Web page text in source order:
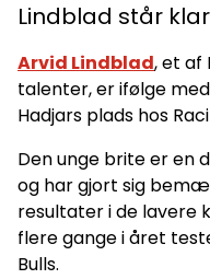
Lindblad står
Arvid Lindblad, et af
talenter, er ifølge
Hadjars plads hos
Den unge brite er en
og har gjort sig
resultater i de lavere
flere gange i året
Bulls.